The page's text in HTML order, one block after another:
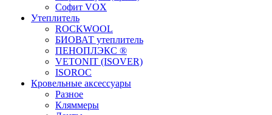
Софит VOX
Утеплитель
ROCKWOOL
БИОВАТ утеплитель
ПЕНОПЛЭКС ®
VETONIT (ISOVER)
ISOROC
Кровельные аксессуары
Разное
Кляммеры